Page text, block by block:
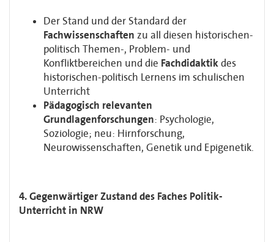
Der Stand und der Standard der
Fachwissenschaften zu all diesen historischen-
politisch Themen-, Problem- und
Konfliktbereichen und die Fachdidaktikdes
historischen-politisch Lernens im schulischen
Unterricht
Pädagogisch relevanten
Grundlagenforschungen: Psychologie,
Soziologie; neu: Hirnforschung,
Neurowissenschaften, Genetik und Epigenetik.
4. Gegenwärtiger Zustand des Faches Politik-
Unterricht in NRW